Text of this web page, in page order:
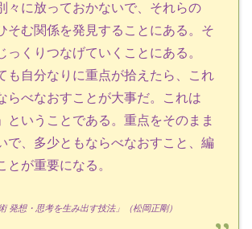
々に放っておかないで、それらの
そむ関係を発見することにある。そ
っくりつなげていくことにある。
自分なりに重点が拾えたら、これ
らべなおすことが大事だ。これは
ということである。重点をそのまま
で、多少ともならべなおすこと、編
とが重要になる。
発想・思考を生み出す技法」（松岡正剛）